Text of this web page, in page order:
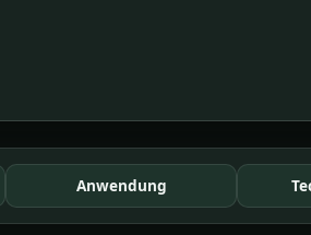
Anwendung